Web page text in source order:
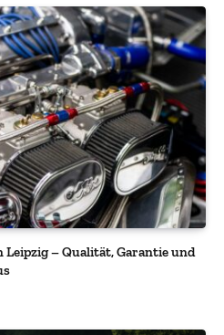
– Qualität, Garantie und